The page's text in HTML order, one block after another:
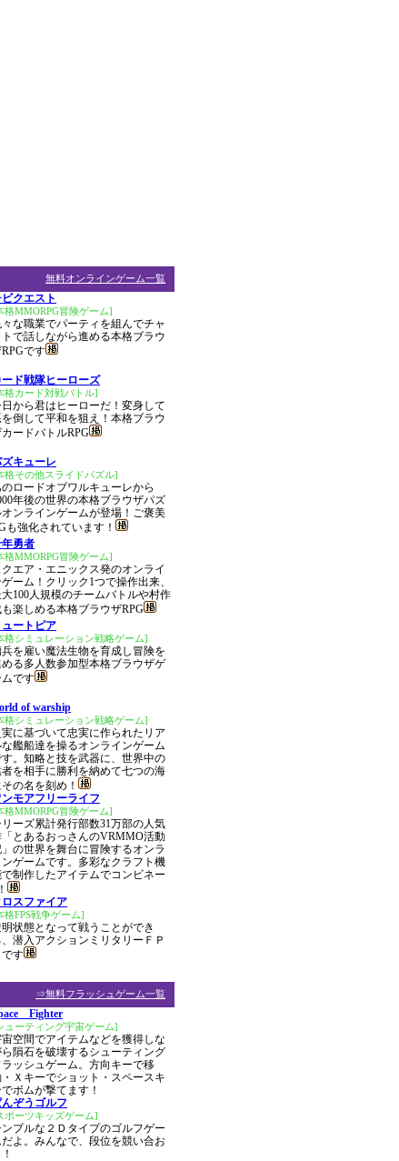
無料オンラインゲーム一覧
クエスト
格MMORPG冒険ゲーム]
な職業でパーティを組んでチャ
トで話しながら進める本格ブラウ
です
ード戦隊ヒーローズ
格カード対戦バトル]
から君はヒーローだ！変身して
倒して平和を狙え！本格ブラウ
ードバトルRPG
キューレ
格その他スライドパズル]
ロードオブワルキューレから
年後の世界の本格ブラウザパズ
オンラインゲームが登場！ご褒美
も強化されています！
勇者
格MMORPG冒険ゲーム]
クエア・エニックス発のオンライ
ゲーム！クリック1つで操作出来、
100人規模のチームバトルや村作
も楽しめる本格ブラウザRPG
ュートピア
格シミュレーション戦略ゲーム]
を雇い魔法生物を育成し冒険を
る多人数参加型本格ブラウザゲ
ムです
of warship
格シミュレーション戦略ゲーム]
実に基づいて忠実に作られたリア
な艦船達を操るオンラインゲーム
。知略と技を武器に、世界中の
を相手に勝利を納めて七つの海
その名を刻め！
ンモアフリーライフ
格MMORPG冒険ゲーム]
リーズ累計発行部数31万部の人気
「とあるおっさんのVRMMO活動
の世界を舞台に冒険するオンラ
ンゲームです。多彩なクラフト機
制作したアイテムでコンビネー
ロスファイア
格FPS戦争ゲーム]
状態となって戦うことができ
、潜入アクションミリタリーＦＰ
です
⇒無料フラッシュゲーム一覧
Fighter
ューティング宇宙ゲーム]
空間でアイテムなどを獲得しな
隕石を破壊するシューティング
ラッシュゲーム。方向キーで移
Ｘキーでショット・スペースキ
でボムが撃てます！
ぞうゴルフ
ポーツキッズゲーム]
ンプルな２Ｄタイプのゴルフゲー
よ。みんなで、段位を競い合お